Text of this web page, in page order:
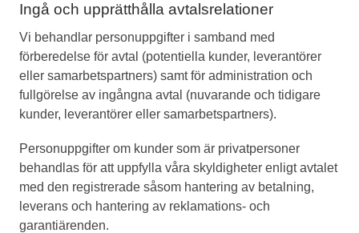
Ingå och upprätthålla avtalsrelationer
Vi behandlar personuppgifter i samband med
förberedelse för avtal (potentiella kunder, leverantörer
eller samarbetspartners) samt för administration och
fullgörelse av ingångna avtal (nuvarande och tidigare
kunder, leverantörer eller samarbetspartners).
Personuppgifter om kunder som är privatpersoner
behandlas för att uppfylla våra skyldigheter enligt avtalet
med den registrerade såsom hantering av betalning,
leverans och hantering av reklamations- och
garantiärenden.